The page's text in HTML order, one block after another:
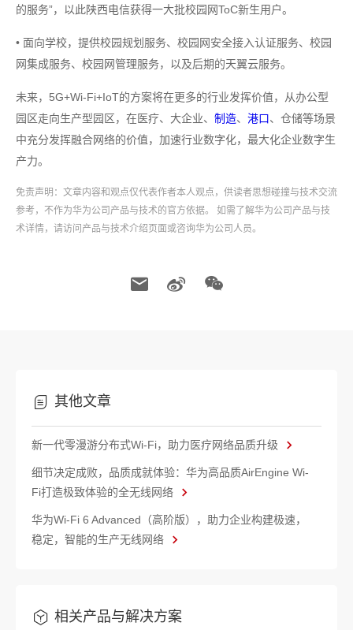
的服务”，以此陕西电信获得一大批校园网ToC新生用户。
• 面向学校，提供校园规划服务、校园网安全接入认证服务、校园
网集成服务、校园网管理服务，以及后期的天翼云服务。
未来，5G+Wi-Fi+IoT的方案将在更多的行业发挥价值，从办公型
园区走向生产型园区，在医疗、大企业、 制造、 港口、仓储等场景
中充分发挥融合网络的价值，加速行业数字化，最大化企业数字生
产力。
免责声明：文章内容和观点仅代表作者本人观点，供读者思想碰撞与技术交流
参考，不作为华为公司产品与技术的官方依据。 如需了解华为公司产品与技
术详情，请访问产品与技术介绍页面或咨询华为公司人员。
其他文章
新一代零漫游分布式Wi-Fi，助力医疗网络品质升级
细节决定成败，品质成就体验：华为高品质AirEngine Wi-
Fi打造极致体验的全无线网络
华为Wi-Fi 6 Advanced（高阶版），助力企业构建极速，
稳定，智能的生产无线网络
相关产品与解决方案